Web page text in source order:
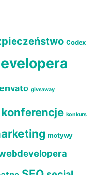
Codex
envato giveaway
konferencje konkurs
motywy